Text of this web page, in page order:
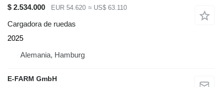
$ 2.534.000
EUR 54.620 ≈ US$ 63.110
Cargadora de ruedas
2025
Alemania, Hamburg
E-FARM GmbH